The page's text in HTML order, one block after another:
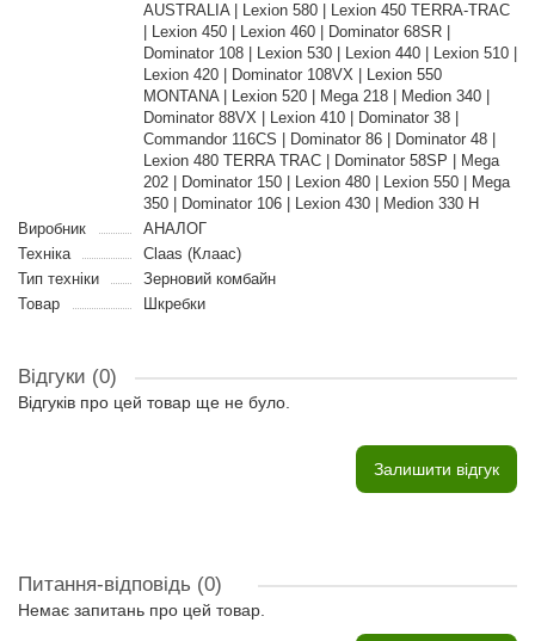
AUSTRALIA | Lexion 580 | Lexion 450 TERRA-TRAC
| Lexion 450 | Lexion 460 | Dominator 68SR |
Dominator 108 | Lexion 530 | Lexion 440 | Lexion 510 |
Lexion 420 | Dominator 108VX | Lexion 550
MONTANA | Lexion 520 | Mega 218 | Medion 340 |
Dominator 88VX | Lexion 410 | Dominator 38 |
Commandor 116CS | Dominator 86 | Dominator 48 |
Lexion 480 TERRA TRAC | Dominator 58SP | Mega
202 | Dominator 150 | Lexion 480 | Lexion 550 | Mega
350 | Dominator 106 | Lexion 430 | Medion 330 H
Виробник
АНАЛОГ
Техніка
Claas (Клаас)
Тип техніки
Зерновий комбайн
Товар
Шкребки
Відгуки (0)
Відгуків про цей товар ще не було.
Залишити відгук
Питання-відповідь (0)
Немає запитань про цей товар.